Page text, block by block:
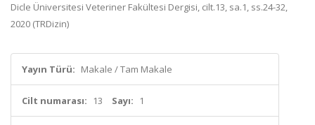
Dicle Üniversitesi Veteriner Fakültesi Dergisi, cilt.13, sa.1, ss.24-32,
2020 (TRDizin)
Yayın Türü: Makale / Tam Makale
Cilt numarası: 13 Sayı: 1